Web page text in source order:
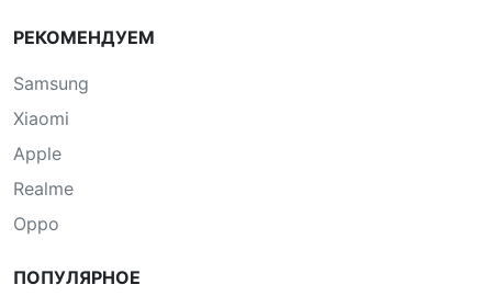
РЕКОМЕНДУЕМ
Samsung
Xiaomi
Apple
Realme
Oppo
ПОПУЛЯРНОЕ